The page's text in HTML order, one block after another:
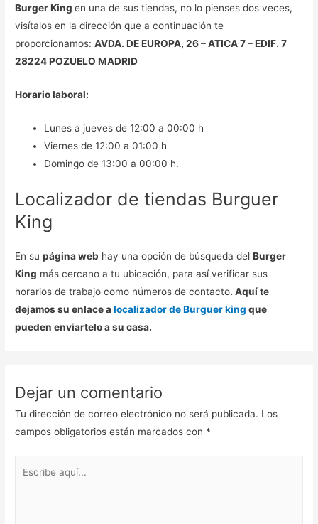
Burger Kingen una de sus tiendas, no lo pienses dos veces,
visítalos en la dirección que a continuación te
proporcionamos:AVDA. DE EUROPA, 26 – ATICA 7 – EDIF. 7
28224 POZUELO MADRID
Horario laboral:
Lunes a jueves de 12:00 a 00:00 h
Viernes de 12:00 a 01:00 h
Domingo de 13:00 a 00:00 h.
Localizador de tiendas Burguer
King
En supágina web hay una opción de búsqueda delBurger
King más cercano a tu ubicación, para así verificar sus
horarios de trabajo como números de contacto. Aquí te
dejamos su enlace alocalizador de Burguer king que
pueden enviartelo a su casa.
Dejar un comentario
Tu dirección de correo electrónico no será publicada. Los
campos obligatorios están marcados con *